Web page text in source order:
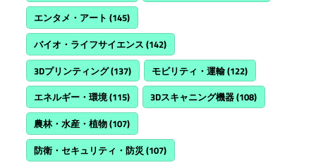
エンタメ・アート (145)
バイオ・ライフサイエンス (142)
3Dプリンティング(137) モビリティ・運輸(122)
エネルギー・環境(115) 3Dスキャニング機器(108)
農林・水産・植物(107)
防衛・セキュリティ・防災 (107)